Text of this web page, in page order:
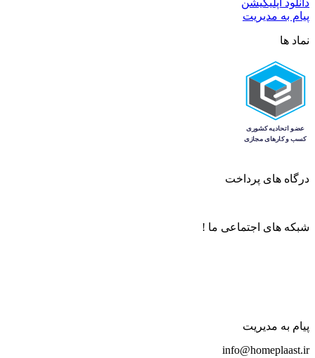
پیام به مدیریت
نماد ها
درگاه های پرداخت
شبکه های اجتماعی ما !
پیام به مدیریت
info@homeplaast.ir